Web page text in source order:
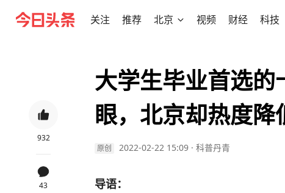
关注 推荐 北京 视频 财经 科技
932
43
大学生毕业首选
眼，北京却热度降
原创 2022-02-22 15:09 · 科普丹青
导语：